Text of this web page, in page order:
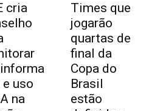
cria
e uso
na
Times que
jogarão
quartas de
final da
Copa do
Brasil
estão